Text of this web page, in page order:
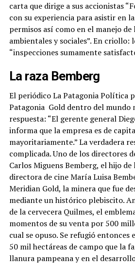
carta que dirige a sus accionistas
con su experiencia para asistir en
permisos así como en el manejo de
ambientales y sociales”. En
“inspecciones sumamente
La raza Bemberg
El periódico La Patagonia Política
Patagonia Gold dentro del mundo
respuesta: “El gerente general
informa que la empresa es de
mayoritariamente.” La verdadera
complicada. Uno de los directores
Carlos Miguens Bemberg, el hijo de
directora de cine María Luisa
Meridian Gold, la minera que fue
mediante un histórico plebiscito.
de la cervecera Quilmes, el
momentos de su venta por 500
cual se opuso. Se refugió entonces
50 mil hectáreas de campo que la
llanura pampeana y en el